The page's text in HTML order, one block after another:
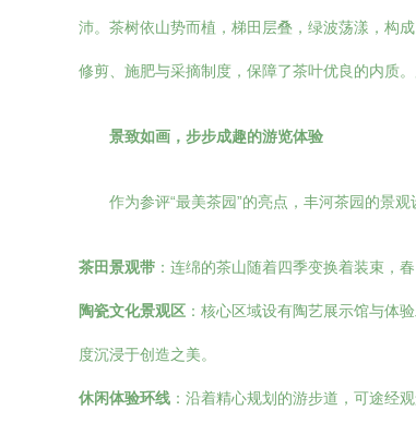
沛。茶树依山势而植，梯田层叠，绿波荡漾，构
修剪、施肥与采摘制度，保障了茶叶优良的内质
景致如画，步步成趣的游览体验
作为参评“最美茶园”的亮点，丰河茶园的景
茶田景观带 ：连绵的茶山随着四季变换着装束，
陶瓷文化景观区 ：核心区域设有陶艺展示馆与体
度沉浸于创造之美。
休闲体验环线 ：沿着精心规划的游步道，可途经